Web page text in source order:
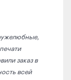
заказ в
всей